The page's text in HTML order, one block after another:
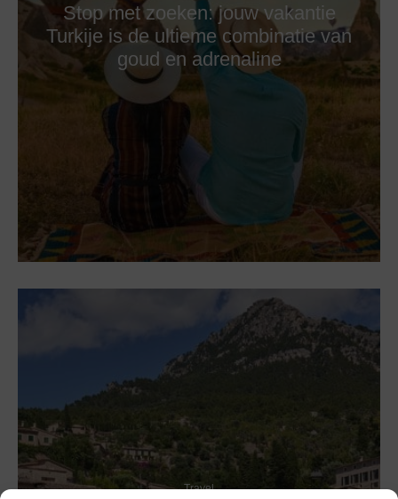
Stop met zoeken: jouw vakantie
Turkije is de ultieme combinatie van
goud en adrenaline
Travel